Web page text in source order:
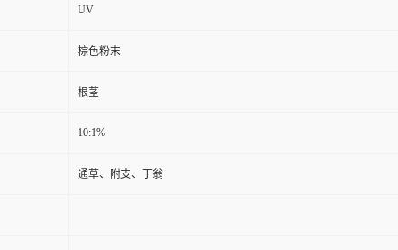
UV
棕色粉末
根茎
10:1%
通草、附支、丁翁